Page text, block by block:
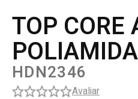
TOP CORE
HDN2346
Avaliar